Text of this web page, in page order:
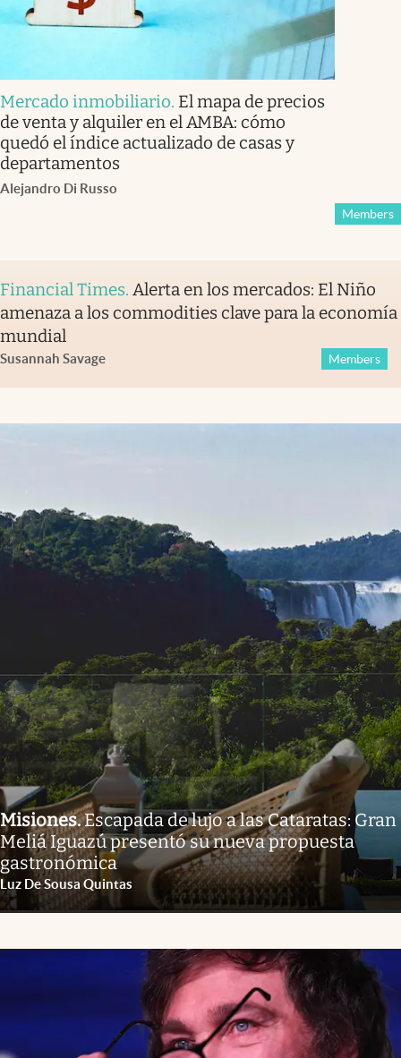
Mercado inmobiliario. El mapa de precios
de venta y alquiler en el AMBA: cómo
quedó el índice actualizado de casas y
departamentos
Alejandro Di Russo
Members
Financial Times. Alerta en los mercados: El Niño
amenaza a los commodities clave para la economía
mundial
Susannah Savage Members
Misiones.Escapada de lujo a las Cataratas: Gran
Meliá Iguazú presentó su nueva propuesta
gastronómica
Luz De Sousa Quintas